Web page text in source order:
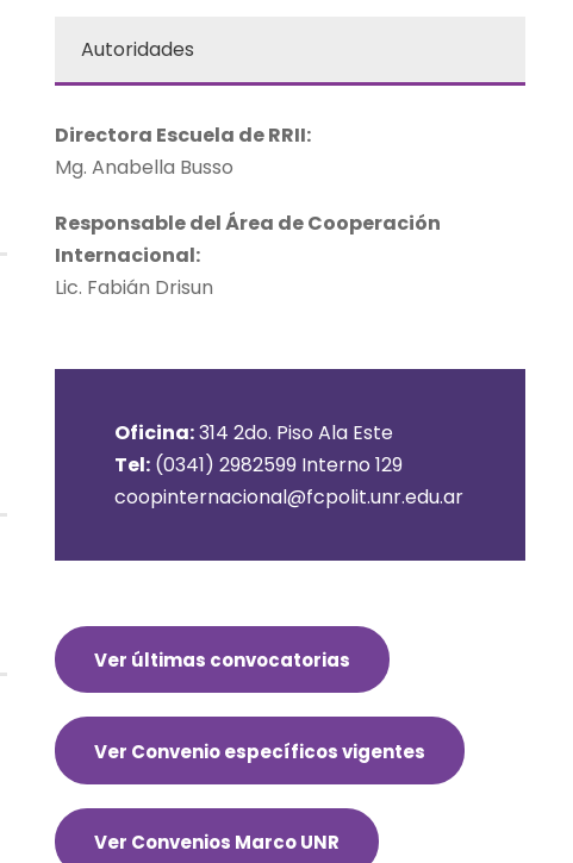
Autoridades
Directora Escuela de RRII:
Mg. Anabella Busso
Responsable del Área de Cooperación
Internacional:
Lic. Fabián Drisun
Oficina:314 2do. Piso Ala Este
Tel: (0341) 2982599 Interno 129
coopinternacional@fcpolit.unr.edu.ar
Ver últimas convocatorias
Ver Convenio específicos vigentes
Ver Convenios Marco UNR